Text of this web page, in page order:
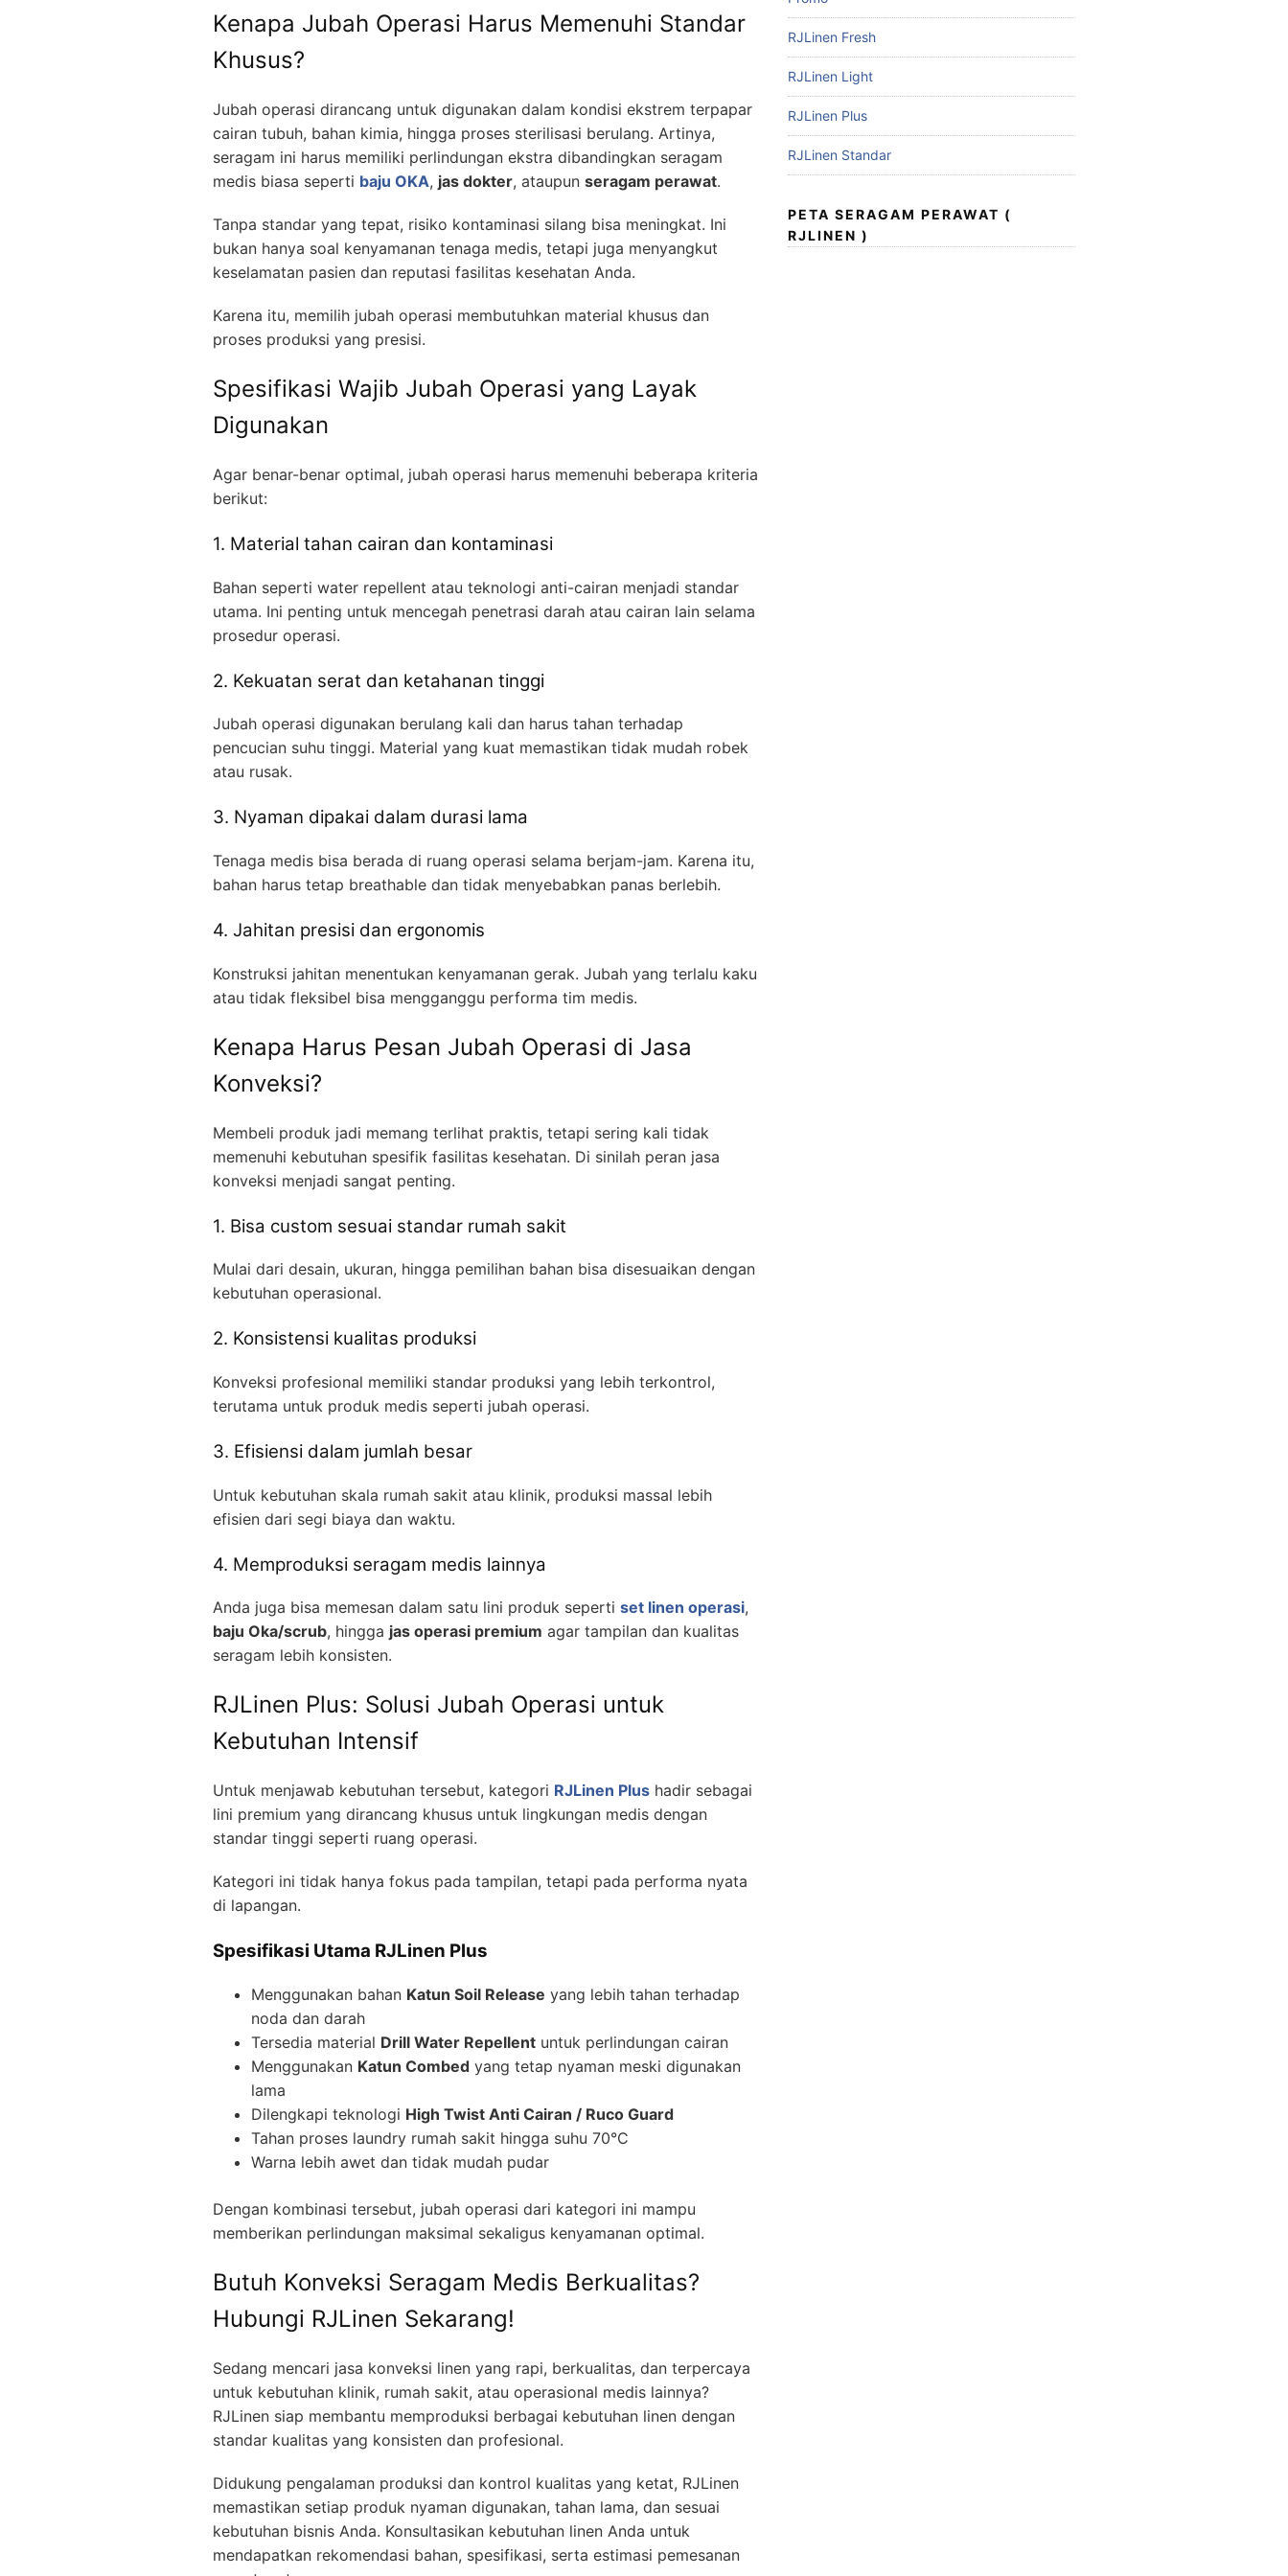
Kenapa Jubah Operasi Harus Memenuhi Standar
Khusus?
Jubah operasi dirancang untuk digunakan dalam kondisi ekstrem terpapar
cairan tubuh, bahan kimia, hingga proses sterilisasi berulang. Artinya,
seragam ini harus memiliki perlindungan ekstra dibandingkan seragam
medis biasa seperti baju OKA, jas dokter, ataupun seragam perawat.
Tanpa standar yang tepat, risiko kontaminasi silang bisa meningkat. Ini
bukan hanya soal kenyamanan tenaga medis, tetapi juga menyangkut
keselamatan pasien dan reputasi fasilitas kesehatan Anda.
Karena itu, memilih jubah operasi membutuhkan material khusus dan
proses produksi yang presisi.
Spesifikasi Wajib Jubah Operasi yang Layak
Digunakan
Agar benar-benar optimal, jubah operasi harus memenuhi beberapa kriteria
berikut:
1. Material tahan cairan dan kontaminasi
Bahan seperti water repellent atau teknologi anti-cairan menjadi standar
utama. Ini penting untuk mencegah penetrasi darah atau cairan lain selama
prosedur operasi.
2. Kekuatan serat dan ketahanan tinggi
Jubah operasi digunakan berulang kali dan harus tahan terhadap
pencucian suhu tinggi. Material yang kuat memastikan tidak mudah robek
atau rusak.
3. Nyaman dipakai dalam durasi lama
Tenaga medis bisa berada di ruang operasi selama berjam-jam. Karena itu,
bahan harus tetap breathable dan tidak menyebabkan panas berlebih.
4. Jahitan presisi dan ergonomis
Konstruksi jahitan menentukan kenyamanan gerak. Jubah yang terlalu kaku
atau tidak fleksibel bisa mengganggu performa tim medis.
Kenapa Harus Pesan Jubah Operasi di Jasa
Konveksi?
Membeli produk jadi memang terlihat praktis, tetapi sering kali tidak
memenuhi kebutuhan spesifik fasilitas kesehatan. Di sinilah peran jasa
konveksi menjadi sangat penting.
1. Bisa custom sesuai standar rumah sakit
Mulai dari desain, ukuran, hingga pemilihan bahan bisa disesuaikan dengan
kebutuhan operasional.
2. Konsistensi kualitas produksi
Konveksi profesional memiliki standar produksi yang lebih terkontrol,
terutama untuk produk medis seperti jubah operasi.
3. Efisiensi dalam jumlah besar
Untuk kebutuhan skala rumah sakit atau klinik, produksi massal lebih
efisien dari segi biaya dan waktu.
4. Memproduksi seragam medis lainnya
Anda juga bisa memesan dalam satu lini produk seperti set linen operasi,
baju Oka/scrub, hingga jas operasi premium agar tampilan dan kualitas
seragam lebih konsisten.
RJLinen Plus: Solusi Jubah Operasi untuk
Kebutuhan Intensif
Untuk menjawab kebutuhan tersebut, kategori RJLinen Plus hadir sebagai
lini premium yang dirancang khusus untuk lingkungan medis dengan
standar tinggi seperti ruang operasi.
Kategori ini tidak hanya fokus pada tampilan, tetapi pada performa nyata
di lapangan.
Spesifikasi Utama RJLinen Plus
Menggunakan bahan Katun Soil Release yang lebih tahan terhadap
noda dan darah
Tersedia material Drill Water Repellent untuk perlindungan cairan
Menggunakan Katun Combed yang tetap nyaman meski digunakan
lama
Dilengkapi teknologi High Twist Anti Cairan / Ruco Guard
Tahan proses laundry rumah sakit hingga suhu 70°C
Warna lebih awet dan tidak mudah pudar
Dengan kombinasi tersebut, jubah operasi dari kategori ini mampu
memberikan perlindungan maksimal sekaligus kenyamanan optimal.
Butuh Konveksi Seragam Medis Berkualitas?
Hubungi RJLinen Sekarang!
Sedang mencari jasa konveksi linen yang rapi, berkualitas, dan terpercaya
untuk kebutuhan klinik, rumah sakit, atau operasional medis lainnya?
RJLinen siap membantu memproduksi berbagai kebutuhan linen dengan
standar kualitas yang konsisten dan profesional.
Didukung pengalaman produksi dan kontrol kualitas yang ketat, RJLinen
memastikan setiap produk nyaman digunakan, tahan lama, dan sesuai
kebutuhan bisnis Anda. Konsultasikan kebutuhan linen Anda untuk
mendapatkan rekomendasi bahan, spesifikasi, serta estimasi pemesanan
RJLinen Fresh
RJLinen Light
RJLinen Plus
RJLinen Standar
PETA SERAGAM PERAWAT (
RJLINEN )